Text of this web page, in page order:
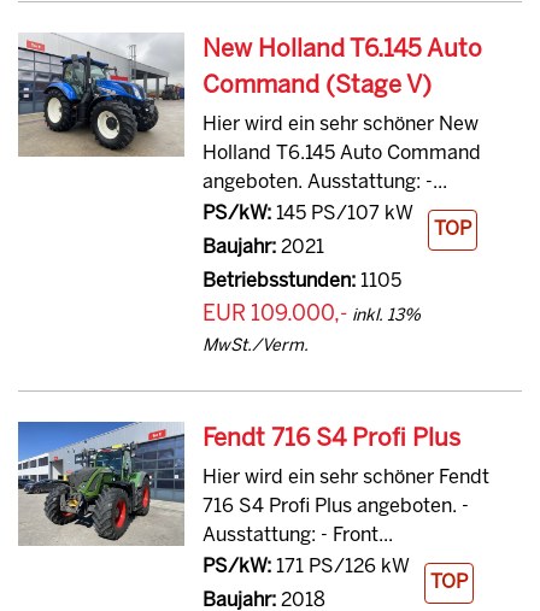
New Holland T6.145 Auto
Command (Stage V)
Hier wird ein sehr schöner New
Holland T6.145 Auto Command
angeboten. Ausstattung: -...
PS/kW:145 PS/107 kW
Baujahr:2021
Betriebsstunden:1105
TOP
EUR 109.000,- inkl. 13%
MwSt./Verm.
Fendt 716 S4 Profi Plus
Hier wird ein sehr schöner Fendt
716 S4 Profi Plus angeboten. -
Ausstattung: - Front...
PS/kW:171 PS/126 kW
Baujahr:2018
TOP